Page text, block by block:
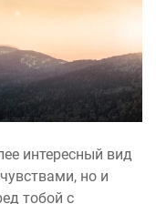
интересный вид
но и
тобой с